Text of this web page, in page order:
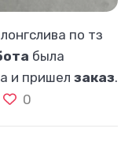
по тз
была
и пришел заказ.
0